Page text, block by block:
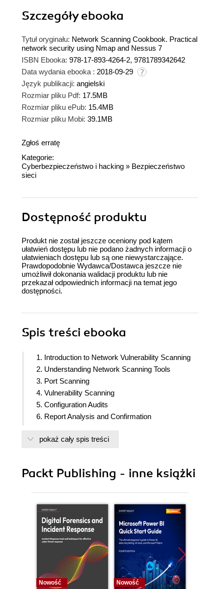
Szczegółyebooka
Tytuł oryginału: Network Scanning Cookbook. Practical
network security using Nmap and Nessus 7
ISBN Ebooka: 978-17-893-4264-2, 9781789342642
Data wydania ebooka : 2018-09-29
Język publikacji: angielski
Rozmiar pliku Pdf: 17.5MB
Rozmiar pliku ePub: 15.4MB
Rozmiar pliku Mobi: 39.1MB
Zgłoś erratę
Kategorie:
Cyberbezpieczeństwo i hacking » Bezpieczeństwo
sieci
Dostępność produktu
Produkt nie został jeszcze oceniony pod kątem
ułatwień dostępu lub nie podano żadnych informacji o
ułatwieniach dostępu lub są one niewystarczające.
Prawdopodobnie Wydawca/Dostawca jeszcze nie
umożliwił dokonania walidacji produktu lub nie
przekazał odpowiednich informacji na temat jego
dostępności.
Spis treści ebooka
1. Introduction to Network Vulnerability Scanning
2. Understanding Network Scanning Tools
3. Port Scanning
4. Vulnerability Scanning
5. Configuration Audits
6. Report Analysis and Confirmation
Optimization of Nessus and Nmap
pokaż cały spis treści
Packt Publishing - inne książki
Nowość
Nowość